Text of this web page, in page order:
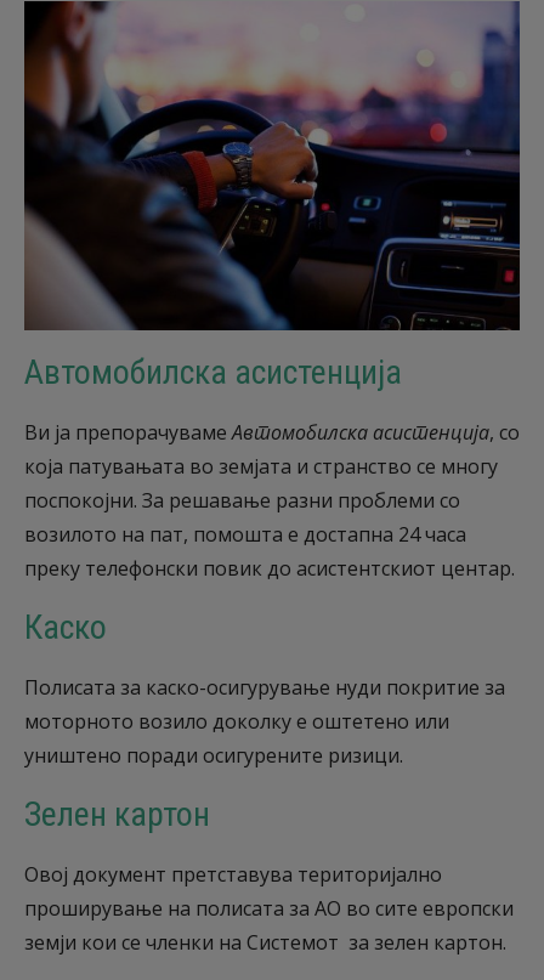
Автомобилска асистенција
Ви ја препорачувамеAвтомобилска асистенција, со
која патувањата во земјата и странство се многу
поспокојни. За решавање разни проблеми со
возилото на пат, помошта е достапна 24 часа
преку телефонски повик до асистентскиот центар.
Каско
Полисата за каско-осигурување нуди покритие за
моторното возило доколку е оштетено или
уништено поради осигурените ризици.
Зелен картон
Овој документ претставува територијално
проширување на полисата за АО во сите европски
земји кои се членки на Системот за зелен картон.